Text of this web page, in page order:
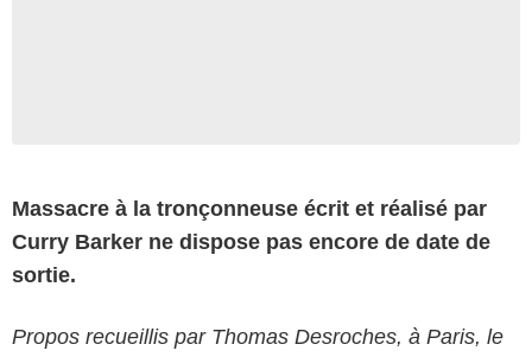
Massacre à la tronçonneuse écrit et réalisé par
Curry Barker ne dispose pas encore de date de
sortie.
Propos recueillis par Thomas Desroches, à Paris, le